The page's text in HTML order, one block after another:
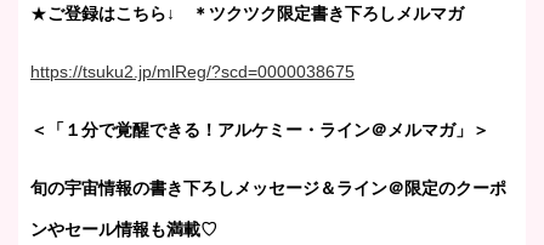
★ご登録はこちら↓ ＊ツクツク限定書き下ろしメルマガ
https://tsuku2.jp/mlReg/?scd=0000038675
＜「１分で覚醒できる！アルケミー・ライン＠メルマガ」＞
旬の宇宙情報の書き下ろしメッセージ＆ライン＠限定のクーポ
ンやセール情報も満載♡